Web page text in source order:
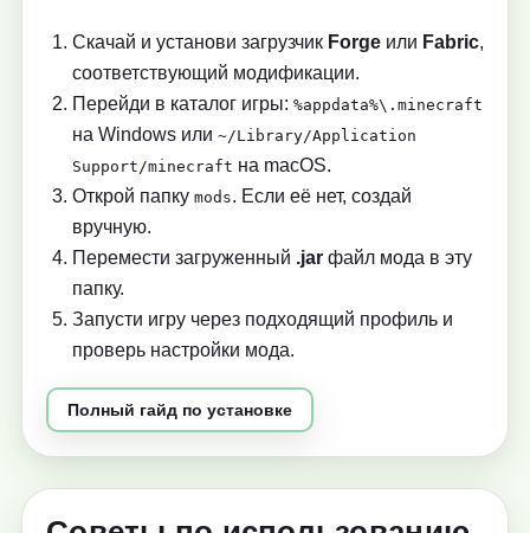
Скачай и установи загрузчик Forge или Fabric,
соответствующий модификации.
Перейди в каталог игры: %appdata%\.minecraft
на Windows или ~/Library/Application
Support/minecraft на macOS.
Открой папку mods. Если её нет, создай
вручную.
Перемести загруженный .jar файл мода в эту
папку.
Запусти игру через подходящий профиль и
проверь настройки мода.
Полный гайд по установке